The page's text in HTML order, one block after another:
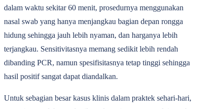
dalam waktu sekitar 60 menit, prosedurnya menggunakan
nasal swab yang hanya menjangkau bagian depan rongga
hidung sehingga jauh lebih nyaman, dan harganya lebih
terjangkau. Sensitivitasnya memang sedikit lebih rendah
dibanding PCR, namun spesifisitasnya tetap tinggi sehingga
hasil positif sangat dapat diandalkan.
Untuk sebagian besar kasus klinis dalam praktek sehari-hari,